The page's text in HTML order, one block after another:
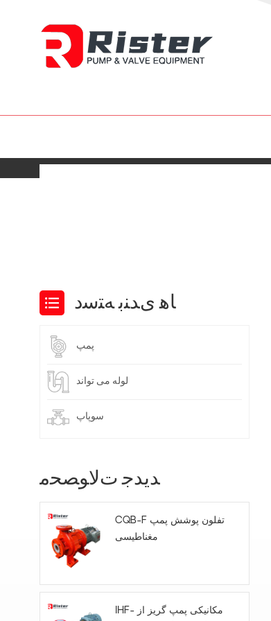
ﺎﻫ ﯼﺪﻨﺑ ﻪﺘﺳﺩ
پمپ
لوله می تواند
سوپاپ
ﺪﯾﺪﺟ ﺕﻻ ﻮﺼﺤﻣ
CQB-F تفلون پوشش پمپ
مغناطیسی
IHF- مکانیکی پمپ گریز از